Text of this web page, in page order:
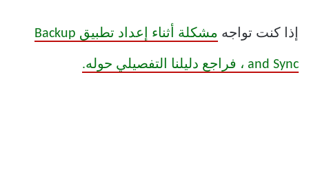
إذا كنت تواجه مشكلة أثناء إعداد تطبيق Backup
and Sync ، فراجع دليلنا التفصيلي حوله.